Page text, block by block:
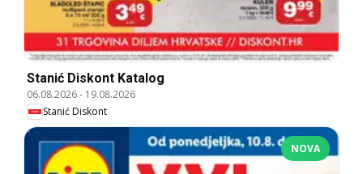
Stanić Diskont Katalog
06.08.2026- 19.08.2026
Stanić Diskont
NOVA